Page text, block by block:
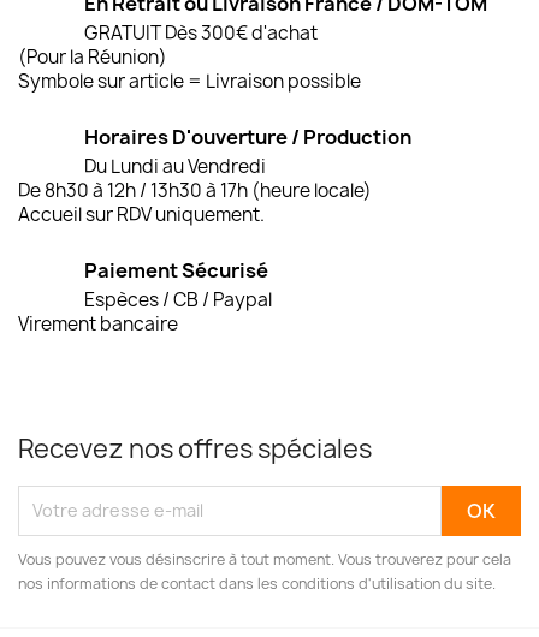
GRATUIT Dès 300€ d'achat
(Pour la Réunion)
Symbole sur article = Livraison possible
Horaires D'ouverture / Production
Du Lundi au Vendredi
De 8h30 à 12h / 13h30 à 17h (heure locale)
Accueil sur RDV uniquement.
Paiement Sécurisé
Espèces / CB / Paypal
Virement bancaire
Recevez nos offres spéciales
Vous pouvez vous désinscrire à tout moment. Vous trouverez pour cela
nos informations de contact dans les conditions d'utilisation du site.